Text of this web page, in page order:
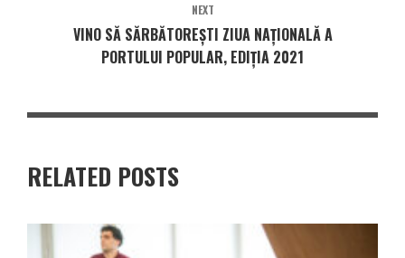
NEXT
VINO SĂ SĂRBĂTOREȘTI ZIUA NAȚIONALĂ A
PORTULUI POPULAR, EDIȚIA 2021
RELATED POSTS